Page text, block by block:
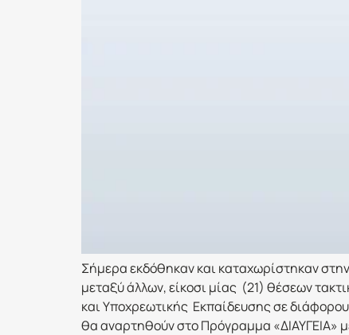
Σήμερα εκδόθηκαν και καταχωρίστηκαν
μεταξύ άλλων, είκοσι μίας (21) θέσεων
και Υποχρεωτικής Εκπαίδευσης σε
θα αναρτηθούν στο Πρόγραμμα «ΔΙΑΥΓΕΙΑ»